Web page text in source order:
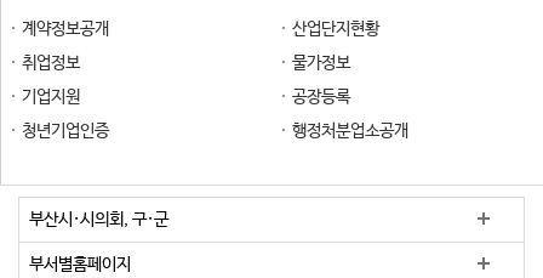
계약정보공개
산업단지현황
취업정보
물가정보
기업지원
공장등록
청년기업인증
행정처분업소공개
부산시·시의회, 구·군
부서별홈페이지